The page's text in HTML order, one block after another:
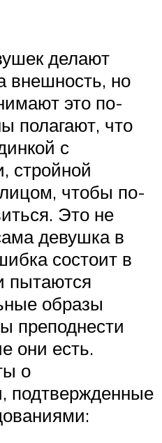
делают
внешность, но
это по-
полагают, что
с
стройной
чтобы по-
Это не
девушка в
состоит в
пытаются
образы
преподнести
они есть.
о
подтвержденные